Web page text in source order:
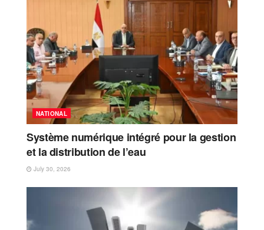
NATIONAL
Système numérique intégré pour la gestion
et la distribution de l’eau
July 30, 2026